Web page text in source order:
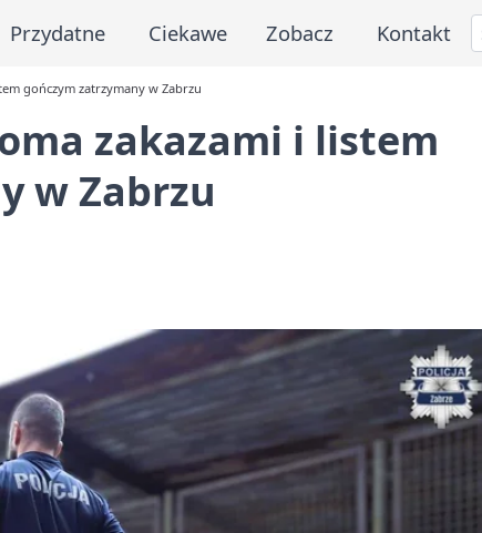
Przydatne Ciekawe Zobacz Kontakt
gończym zatrzymany w Zabrzu
zakazami i listem
w Zabrzu